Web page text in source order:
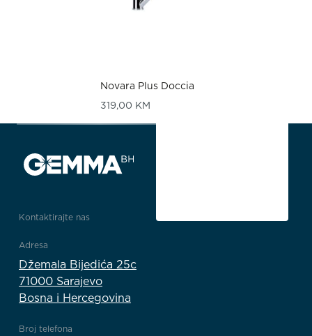
Novara Plus Doccia
319,00 KM
Kontaktirajte nas
Adresa
Džemala Bijedića 25c
71000 Sarajevo
Bosna i Hercegovina
Broj telefona